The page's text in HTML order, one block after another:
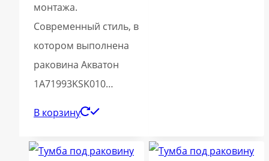
монтажа.
Современный стиль, в
котором выполнена
раковина Акватон
1A71993KSK010…
В корзину